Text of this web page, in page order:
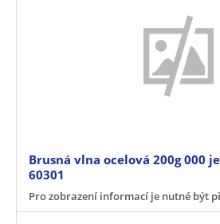
Brusná vlna ocelová 200g 000
60301
Pro zobrazení informací je nutné být